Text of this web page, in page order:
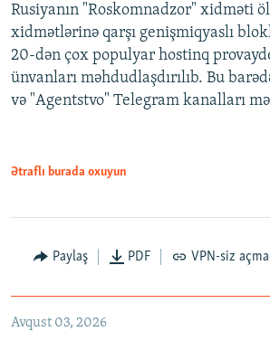
Rusiyanın "Roskomnadzor" xidməti
xidmətlərinə qarşı genişmiqyaslı
20-dən çox populyar hostinq
ünvanları məhdudlaşdırılıb. Bu
və "Agentstvo" Telegram kanalları
Ətraflı burada oxuyun
Paylaş PDF VPN-siz
Avqust 03, 2026